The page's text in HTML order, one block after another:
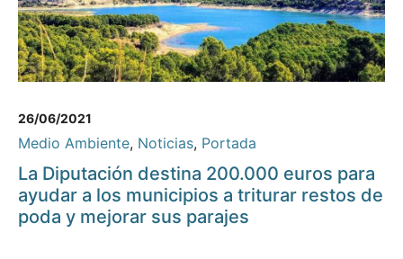
26/06/2021
Medio Ambiente, Noticias, Portada
La Diputación destina 200.000 euros para
ayudar a los municipios a triturar restos de
poda y mejorar sus parajes